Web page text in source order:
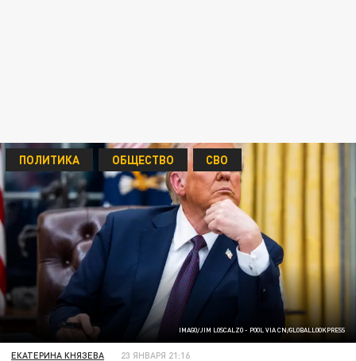
IMAGO/JIM LOSCALZO - POOL VIA CN/GLOBALLOOKPRESS
ПОЛИТИКА ОБЩЕСТВО СВО
ЕКАТЕРИНА КНЯЗЕВА 23 ЯНВАРЯ 21:16